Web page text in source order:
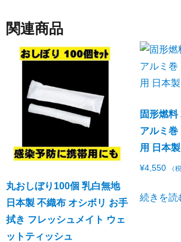
関連商品
丸おしぼり100個 乳白無地
日本製 不織布 オシボリ お手
拭き フレッシュメイト ウェ
ットティッシュ
固形燃
アルミ巻
用 日本製
¥4,550 （
続きを読